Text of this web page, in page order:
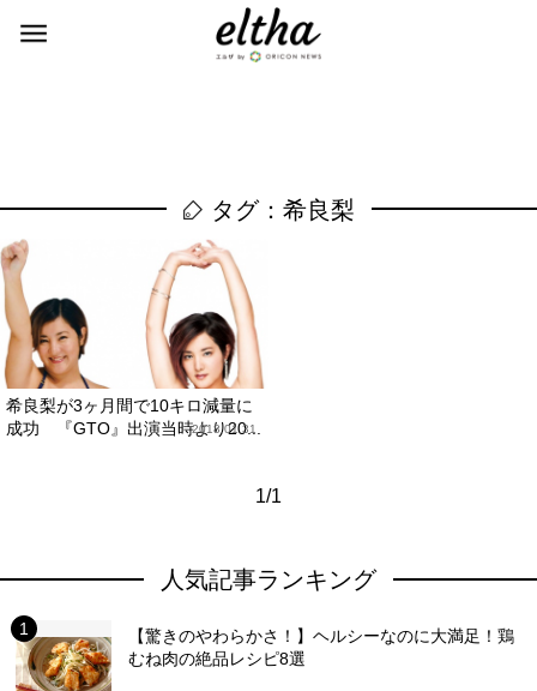
タグ：希良梨
希良梨が3ヶ月間で10キロ減量に
成功 『GTO』出演当時より20...
2018.01.31
1/1
人気記事ランキング
【驚きのやわらかさ！】ヘルシーなのに大満足！鶏
むね肉の絶品レシピ8選